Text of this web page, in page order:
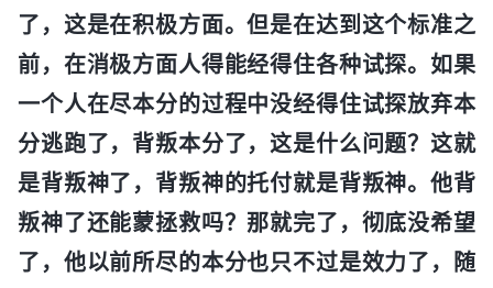
了，这是在积极方面。但是在达到这个标准之
前，在消极方面人得能经得住各种试探。如果
一个人在尽本分的过程中没经得住试探放弃本
分逃跑了，背叛本分了，这是什么问题？这就
是背叛神了，背叛神的托付就是背叛神。他背
叛神了还能蒙拯救吗？那就完了，彻底没希望
了，他以前所尽的本分也只不过是效力了，随